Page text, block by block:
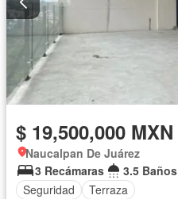
$ 19,500,000 MXN
Naucalpan De Juárez
3 Recámaras
3.5 Baños
Seguridad
Terraza